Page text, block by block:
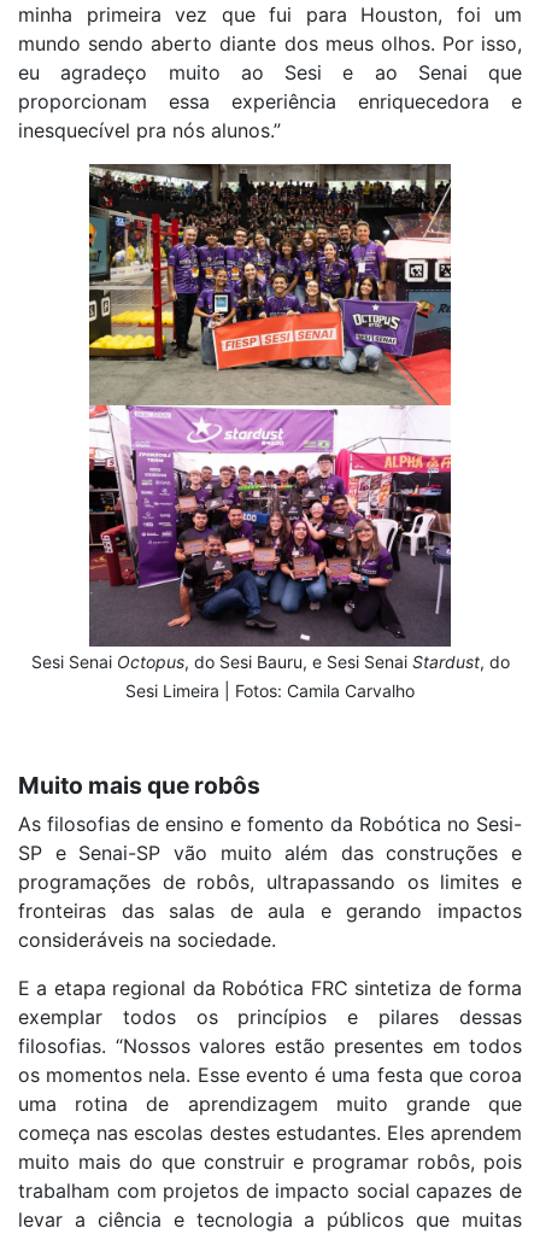
minha primeira vez que fui para Houston, foi um
mundo sendo aberto diante dos meus olhos. Por isso,
eu agradeço muito ao Sesi e ao Senai que
proporcionam essa experiência enriquecedora e
inesquecível pra nós alunos.”
Sesi Senai Octopus, do Sesi Bauru, e Sesi Senai Stardust, do
Sesi Limeira | Fotos: Camila Carvalho
Muito mais que robôs
As filosofias de ensino e fomento da Robótica no Sesi-
SP e Senai-SP vão muito além das construções e
programações de robôs, ultrapassando os limites e
fronteiras das salas de aula e gerando impactos
consideráveis na sociedade.
E a etapa regional da Robótica FRC sintetiza de forma
exemplar todos os princípios e pilares dessas
filosofias. “Nossos valores estão presentes em todos
os momentos nela. Esse evento é uma festa que coroa
uma rotina de aprendizagem muito grande que
começa nas escolas destes estudantes. Eles aprendem
muito mais do que construir e programar robôs, pois
trabalham com projetos de impacto social capazes de
levar a ciência e tecnologia a públicos que muitas